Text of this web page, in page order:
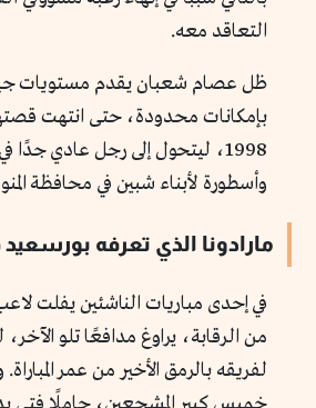
التعاقد معه.
ظل عصام شعبان يقدم مستويات
بإمكانات محدودة، حتى انتهت
1998، ليتحول إلى رجل عادي جدًا
وأسطورة لأبناء شبين في محافظة
مارادونا الذي تعرفه
في إحدى مباريات الناشئين يفلت
من الرقابة، يراوغ مدافعًا تلو
لفريقه بالرمق الأخير من عمر